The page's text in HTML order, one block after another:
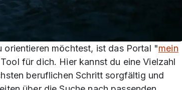
möchtest, ist das Portal "mein
für dich. Hier kannst du eine Vielzahl
beruflichen Schritt sorgfältig und